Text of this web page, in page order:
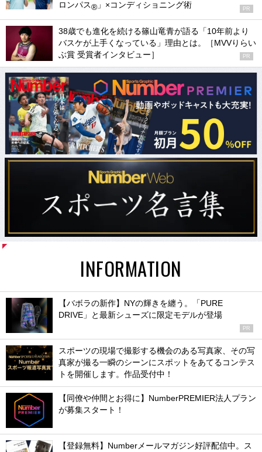
ロンパス® 」×コンディショニング術 PR
38歳でも進化を続ける篠山竜青が語る「10年前より
バスケが上手くなっている」理由とは。［MVVりらい
ぶ賞 受賞者インタビュー］
PR
INFORMATION
【バボラの新作】NYの輝きを纏う。「PURE
DRIVE」と最新シューズに限定モデルが登場
PR
スポーツの現場で撮影する機会のある写真家、その写
真家が撮る一瞬のシーンにスポットをあてるコンテス
トを開催します。作品受付中！
【同僚や仲間とお得に】NumberPREMIER法人プラン
が募集スタート！
【登録無料】Numberメールマガジン好評配信中。ス